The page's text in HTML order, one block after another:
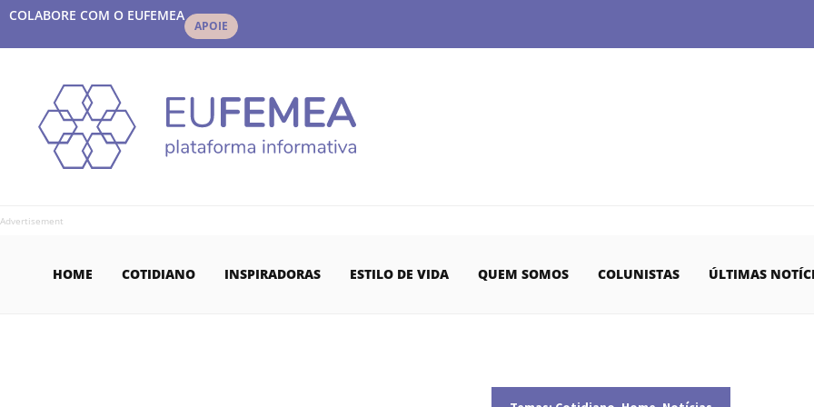
COLABORE COM O EUFEMEA
APOIE
Advertisement
HOME COTIDIANO INSPIRADORAS ESTILO DE VIDA QUEM SOMOS COLUNISTAS ÚLTIMAS